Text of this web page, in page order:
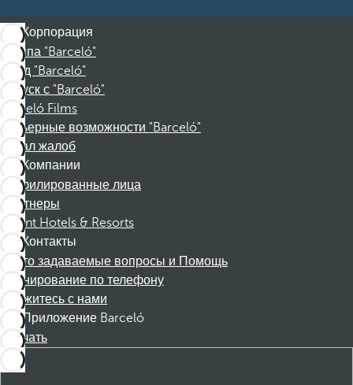
Корпорация
Группа "Barceló"
Фонд "Barceló"
Отпуск с "Barceló"
Barceló Films
Карьерные возможности "Barceló"
Канал жалоб
Компании
Аффилированные лица
Партнеры
Dorint Hotels & Resorts
Контакты
Часто задаваемые вопросы и Помощь
Бронирование по телефону
Свяжитесь с нами
Приложение Barceló
Скачать